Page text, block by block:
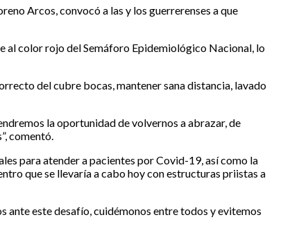
Arcos, convocó a las y los guerrerenses a que
al color rojo del Semáforo Epidemiológico Nacional, lo
del cubre bocas, mantener sana distancia, lavado
la oportunidad de volvernos a abrazar, de
comentó.
para atender a pacientes por Covid-19, así como la
que se llevaría a cabo hoy con estructuras priistas a
ante este desafío, cuidémonos entre todos y evitemos